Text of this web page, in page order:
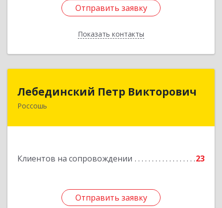
Отправить заявку
Показать контакты
Отправить заявку
Назад
Лебединский Петр Викторович
Россошь
Клиентов на сопровождении 23
Отправить заявку
Лебединский Петр Викторович
396650, Воронежская обл., г. Россошь, пер.
Отправить заявку